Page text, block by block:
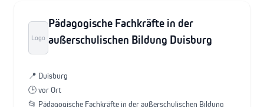
Logo
Pädagogische Fachkräfte in der
außerschulischen Bildung Duisburg
📍 Duisburg
🕒 vor Ort
📂 Pädagogische Fachkräfte in der außerschulischen Bildung